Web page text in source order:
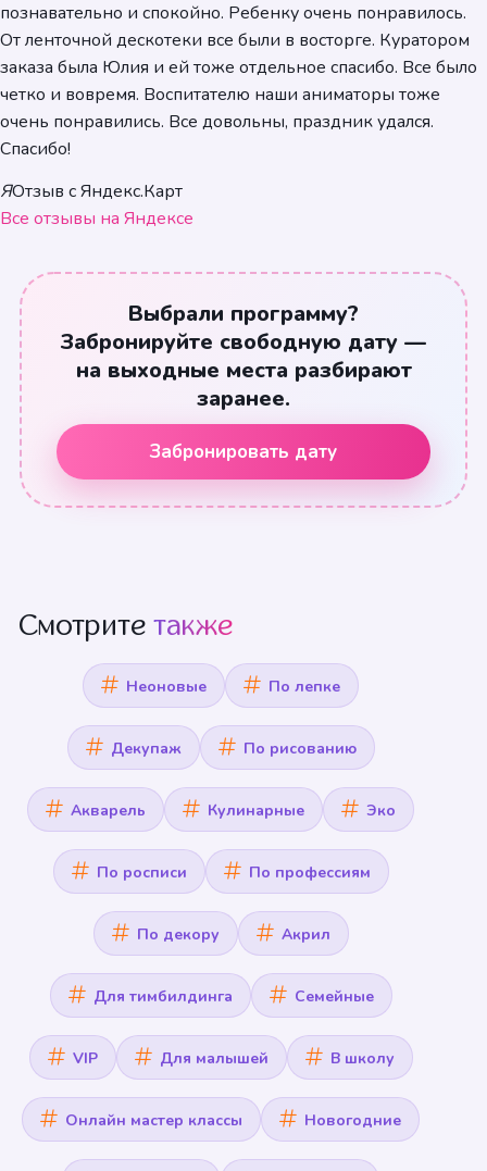
познавательно и спокойно. Ребенку очень понравилось.
От ленточной дескотеки все были в восторге. Куратором
заказа была Юлия и ей тоже отдельное спасибо. Все было
четко и вовремя. Воспитателю наши аниматоры тоже
очень понравились. Все довольны, праздник удался.
Спасибо!
ЯОтзыв с Яндекс.Карт
Все отзывы на Яндексе
Выбрали программу?
Забронируйте свободную дату —
на выходные места разбирают
заранее.
Забронировать дату
Смотрите также
Неоновые По лепке
Декупаж По рисованию
Акварель Кулинарные Эко
По росписи По профессиям
По декору Акрил
Для тимбилдинга Семейные
VIP Для малышей В школу
Онлайн мастер классы Новогодние